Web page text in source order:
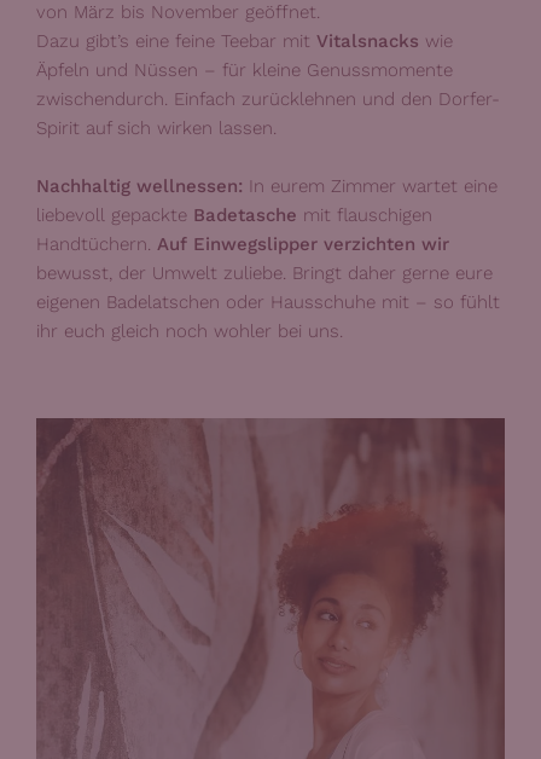
von März bis November geöffnet.
Dazu gibt’s eine feine Teebar mit Vitalsnacks wie
Äpfeln und Nüssen – für kleine Genussmomente
zwischendurch. Einfach zurücklehnen und den Dorfer-
Spirit auf sich wirken lassen.
Nachhaltig wellnessen: In eurem Zimmer wartet eine
liebevoll gepackte Badetasche mit flauschigen
Handtüchern. Auf Einwegslipper verzichten wir
bewusst, der Umwelt zuliebe. Bringt daher gerne eure
eigenen Badelatschen oder Hausschuhe mit – so fühlt
ihr euch gleich noch wohler bei uns.